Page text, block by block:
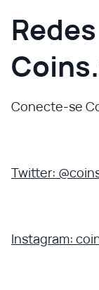
Conecte-se
Twitter:
Instagram: